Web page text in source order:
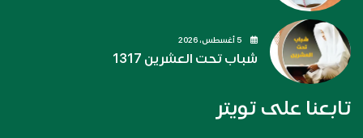
شباب تحت العشرين 1317
تابعنا على تويتر